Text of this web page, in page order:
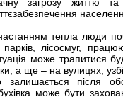
тепла люди
парків, лісосмуг,
може трапитися
а ще – на вулицях,
залишається після
може бути